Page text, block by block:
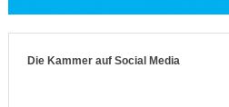
Die Kammer auf Social Media